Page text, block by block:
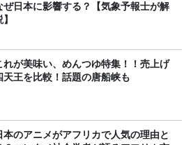
ぜ日本に影響する？【気象予報士が解
れが美味い、めんつゆ特集！！売上げ
天王を比較！話題の唐船峡も
本のアニメがアフリカで人気の理由と